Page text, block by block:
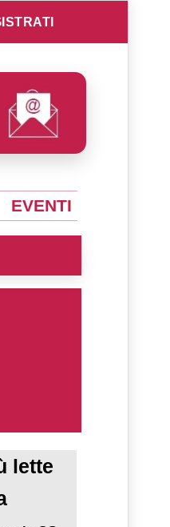
EVENTI
lette